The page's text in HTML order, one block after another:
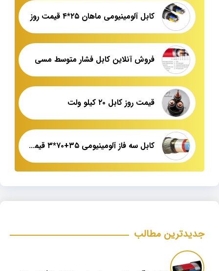
کابل آلومینیومی ماهان ۲۵*۴ قیمت روز
فروش آنلاین کابل فشار متوسط مسی
قیمت روز کابل ۲۰ کیلو ولت
کابل سه فاز آلومینیومی ۳۵+۷۰*۳ قیمت عمده
جدیدترین مطالب